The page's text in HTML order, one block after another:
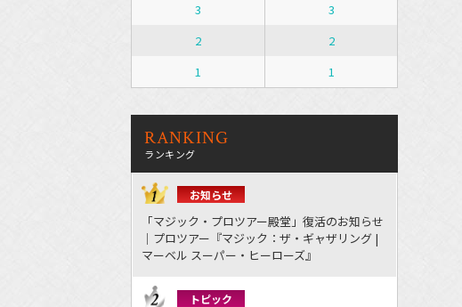
3
3
2
2
1
1
RANKING
ランキング
お知らせ
「マジック・プロツアー殿堂」復活のお知らせ
｜プロツアー『マジック：ザ・ギャザリング |
マーベル スーパー・ヒーローズ』
トピック